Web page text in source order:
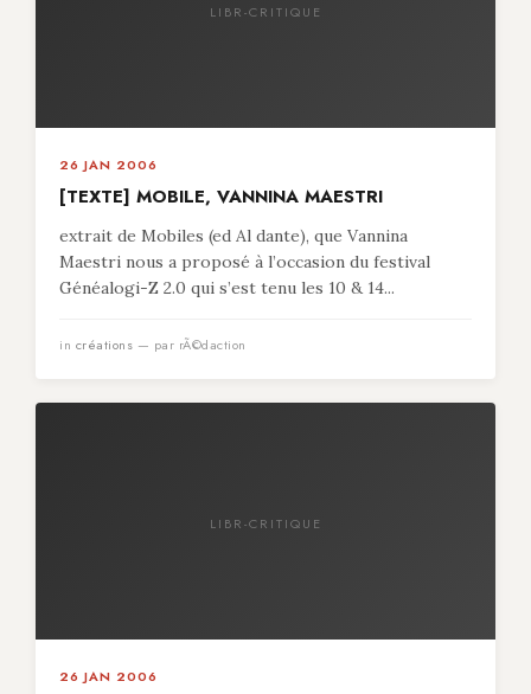
LIBR-CRITIQUE
26 JAN 2006
[TEXTE] MOBILE, VANNINA MAESTRI
extrait de Mobiles (ed Al dante), que Vannina
Maestri nous a proposé à l’occasion du festival
Généalogi-Z 2.0 qui s’est tenu les 10 & 14...
in créations — par rÃ©daction
LIBR-CRITIQUE
26 JAN 2006